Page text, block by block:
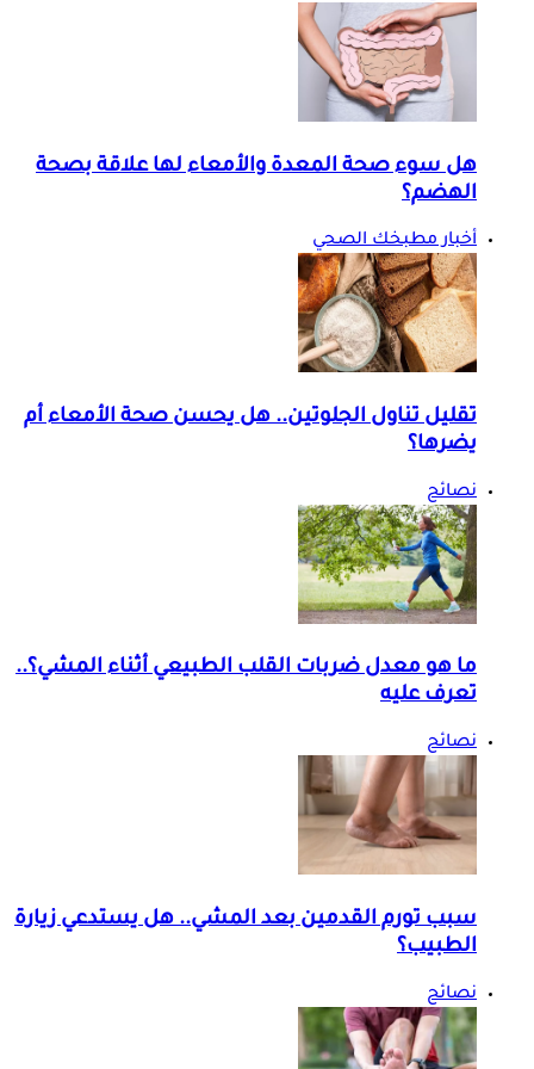
هل سوء صحة المعدة والأمعاء لها علاقة بصحة
الهضم؟
أخبار مطبخك الصحي
تقليل تناول الجلوتين.. هل يحسن صحة الأمعاء أم
يضرها؟
نصائح
ما هو معدل ضربات القلب الطبيعي أثناء المشي؟..
تعرف عليه
نصائح
سبب تورم القدمين بعد المشي.. هل يستدعي زيارة
الطبيب؟
نصائح